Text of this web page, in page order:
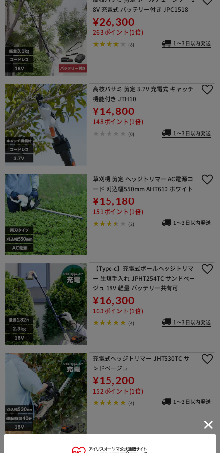
8V 充電式 バッテリー付き JPC1518
¥26,300
263ポイント(1倍)
(8) 1～3日以内発送
高枝バサミ 剪定 3.7V 充電式 キャッチ
機能付き JTH10
¥14,800
148ポイント(1倍)
(0) 1～3日以内発送
草刈機 剪定 ヘッジトリマー AC電源コ
ード 刈込幅550mm AHT610 ホワイト
¥15,180
151ポイント(1倍)
(2) 1～3日以内発送
【Type-c】充電式ポールヘッジトリマ
ー 生垣手入れ JPHT254TC サンドベー
ジュ 18V 軽量 バッテリー共有可
¥16,300
163ポイント(1倍)
(4) 1～3日以内発送
充電式ヘッジトリマー JHT530TC サ
ンドベージュ
¥15,200
152ポイント(1倍)
(4) 1～3日以内発送
【Type-c】充電式ヘッジトリマー 生垣